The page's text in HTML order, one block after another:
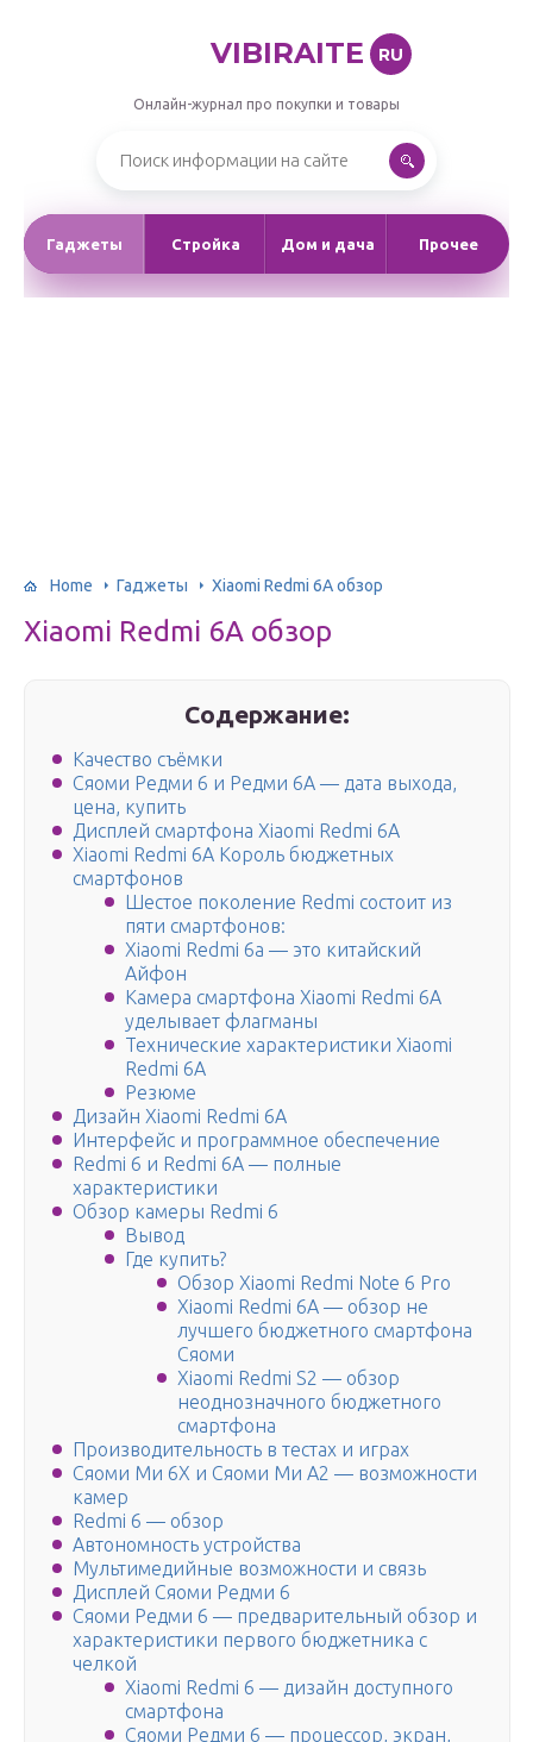
VIBIRAITE RU
Онлайн-журнал про покупки и товары
Гаджеты Стройка Дом и дача Прочее
Home Гаджеты Xiaomi Redmi 6A обзор
Xiaomi Redmi 6A обзор
Содержание:
Качество съёмки
Сяоми Редми 6 и Редми 6А — дата выхода,
цена, купить
Дисплей смартфона Xiaomi Redmi 6A
Xiaomi Redmi 6A Король бюджетных
смартфонов
Шестое поколение Redmi состоит из
пяти смартфонов:
Xiaomi Redmi 6a — это китайский
Айфон
Камера смартфона Xiaomi Redmi 6A
уделывает флагманы
Технические характеристики Xiaomi
Redmi 6A
Резюме
Дизайн Xiaomi Redmi 6A
Интерфейс и программное обеспечение
Redmi 6 и Redmi 6A — полные
характеристики
Обзор камеры Redmi 6
Вывод
Где купить?
Обзор Xiaomi Redmi Note 6 Pro
Xiaomi Redmi 6A — обзор не
лучшего бюджетного смартфона
Сяоми
Xiaomi Redmi S2 — обзор
неоднозначного бюджетного
смартфона
Производительность в тестах и играх
Сяоми Ми 6Х и Сяоми Ми А2 — возможности
камер
Redmi 6 — обзор
Автономность устройства
Мультимедийные возможности и связь
Дисплей Сяоми Редми 6
Сяоми Редми 6 — предварительный обзор и
характеристики первого бюджетника с
челкой
Xiaomi Redmi 6 — дизайн доступного
смартфона
Сяоми Редми 6 — процессор, экран,